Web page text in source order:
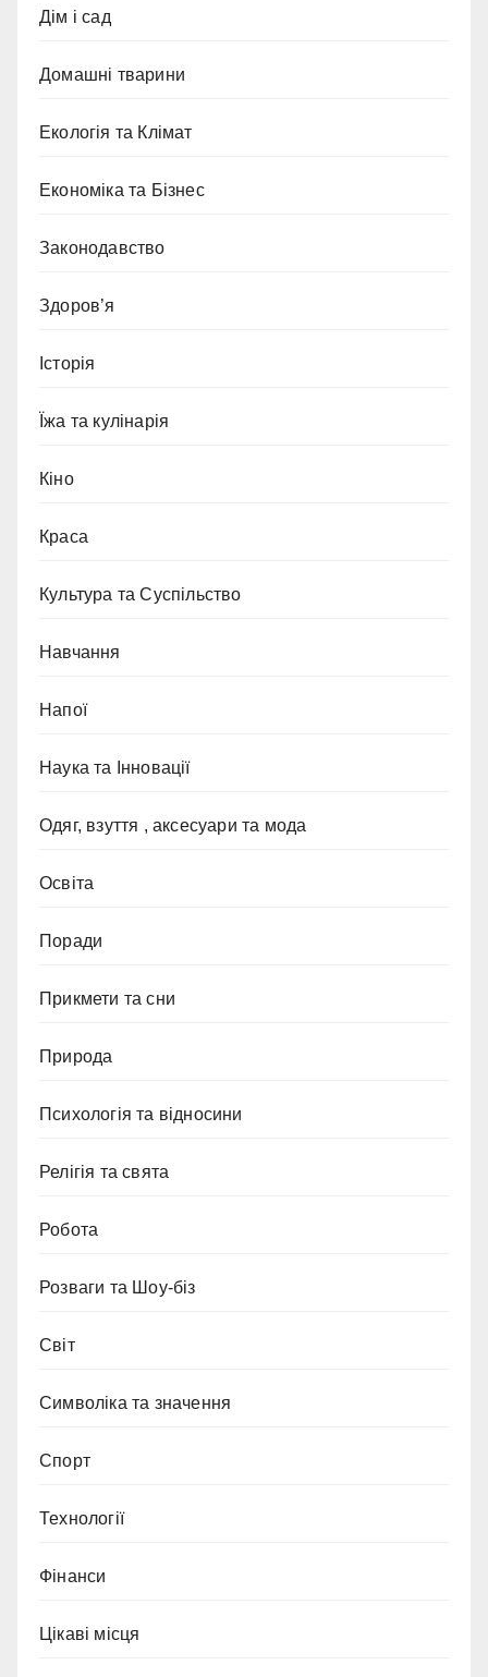
Дім і сад
Домашні тварини
Екологія та Клімат
Економіка та Бізнес
Законодавство
Здоров’я
Історія
Їжа та кулінарія
Кіно
Краса
Культура та Суспільство
Навчання
Напої
Наука та Інновації
Одяг, взуття , аксесуари та мода
Освіта
Поради
Прикмети та сни
Природа
Психологія та відносини
Релігія та свята
Робота
Розваги та Шоу-біз
Світ
Символіка та значення
Спорт
Технології
Фінанси
Цікаві місця